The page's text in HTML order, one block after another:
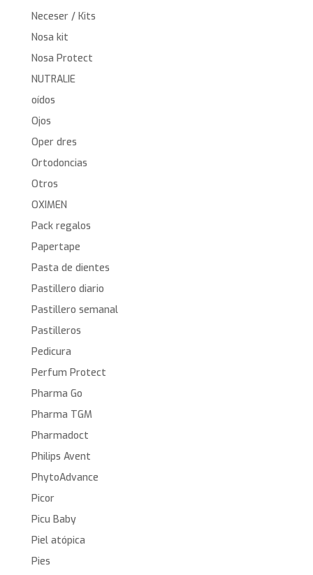
Neceser / Kits
Nosa kit
Nosa Protect
NUTRALIE
oídos
Ojos
Oper dres
Ortodoncias
Otros
OXIMEN
Pack regalos
Papertape
Pasta de dientes
Pastillero diario
Pastillero semanal
Pastilleros
Pedicura
Perfum Protect
Pharma Go
Pharma TGM
Pharmadoct
Philips Avent
PhytoAdvance
Picor
Picu Baby
Piel atópica
Pies